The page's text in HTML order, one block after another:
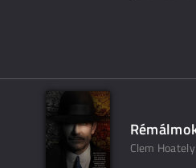
Clem Hoately